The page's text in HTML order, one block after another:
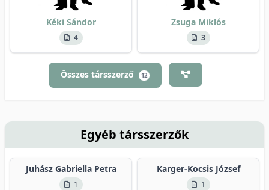
Kéki Sándor
4
Zsuga Miklós
3
Összes társszerző 12
Egyéb társszerzők
Juhász Gabriella Petra
1
Karger-Kocsis József
1